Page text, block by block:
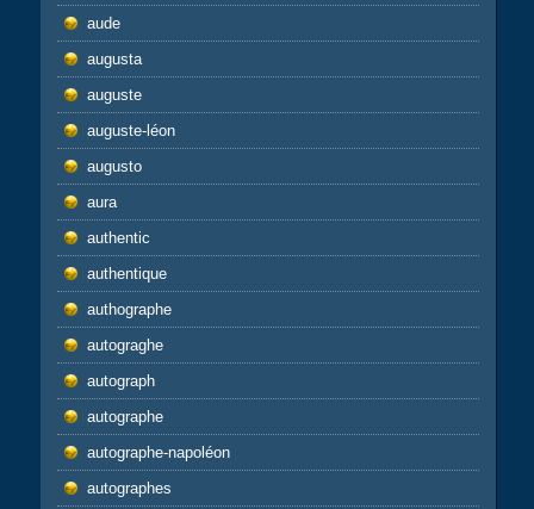
aude
augusta
auguste
auguste-léon
augusto
aura
authentic
authentique
authographe
autograghe
autograph
autographe
autographe-napoléon
autographes